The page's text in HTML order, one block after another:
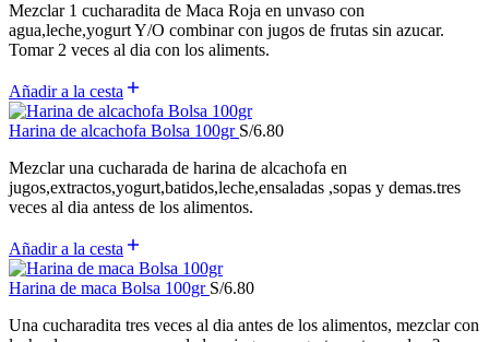
Mezclar 1 cucharadita de Maca Roja en unvaso con
agua,leche,yogurt Y/O combinar con jugos de frutas sin azucar.
Tomar 2 veces al dia con los aliments.
Añadir a la cesta
Harina de alcachofa Bolsa 100gr S/6.80
Mezclar una cucharada de harina de alcachofa en
jugos,extractos,yogurt,batidos,leche,ensaladas ,sopas y demas.tres
veces al dia antess de los alimentos.
Añadir a la cesta
Harina de maca Bolsa 100gr S/6.80
Una cucharadita tres veces al dia antes de los alimentos, mezclar con